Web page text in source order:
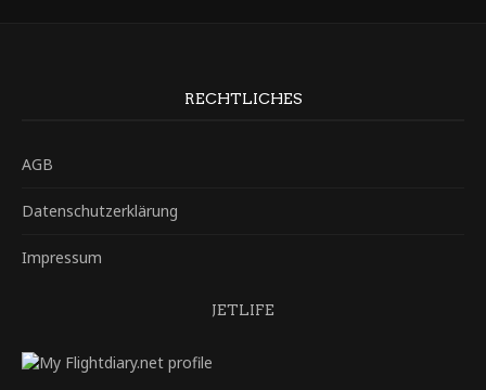
RECHTLICHES
AGB
Datenschutzerklärung
Impressum
JETLIFE